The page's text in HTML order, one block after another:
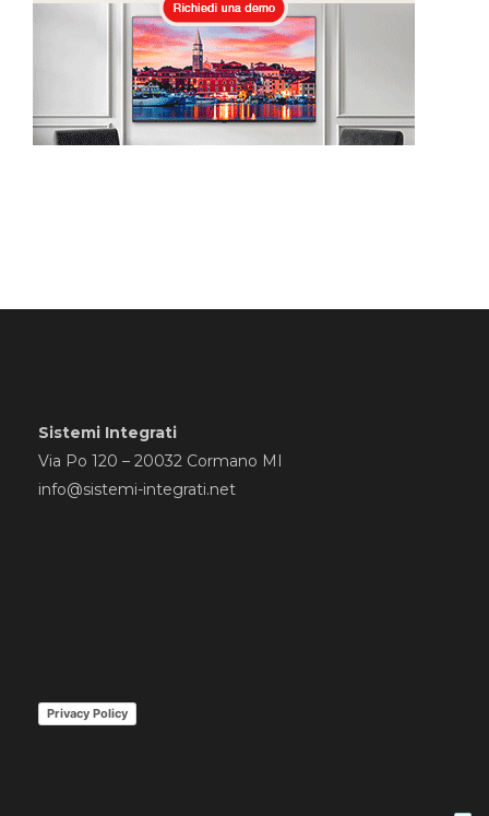
Sistemi Integrati
Via Po 120 – 20032 Cormano MI
info@sistemi-integrati.net
Privacy Policy